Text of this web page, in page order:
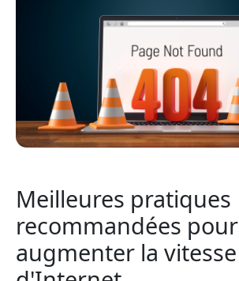
Meilleures pratiques
recommandées pour
augmenter la vitesse